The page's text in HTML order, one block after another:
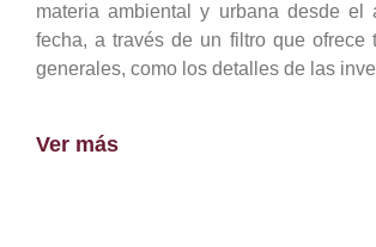
materia ambiental y urbana desde el
fecha, a través de un filtro que ofrece
generales, como los detalles de las
Ver más